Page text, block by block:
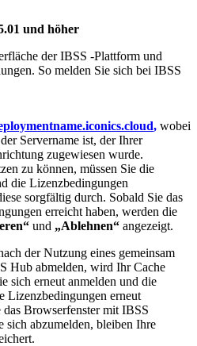
.01 und höher
äche der IBSS -Plattform und
. So melden Sie sich bei IBSS
.iconics.cloud, wobei
der Servername ist, der Ihrer
zugewiesen wurde.
zu können, müssen Sie die
die Lizenzbedingungen
sorgfältig durch. Sobald Sie das
erreicht haben, werden die
“ und „Ablehnen“ angezeigt.
der Nutzung eines gemeinsam
Hub abmelden, wird Ihr Cache
sich erneut anmelden und die
Lizenzbedingungen erneut
das Browserfenster mit IBSS
sich abzumelden, bleiben Ihre
.